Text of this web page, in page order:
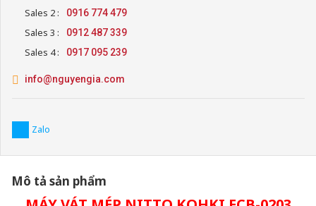
Sales 2 : 0916 774 479
Sales 3 : 0912 487 339
Sales 4 : 0917 095 239
info@nguyengia.com
Zalo
Mô tả sản phẩm